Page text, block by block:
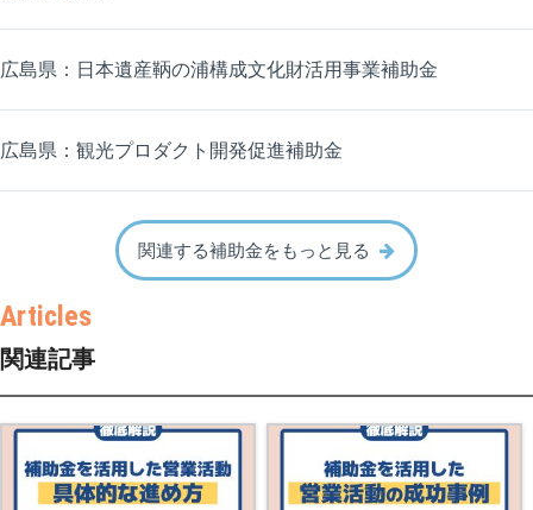
広島県：日本遺産鞆の浦構成文化財活用事業補助金
広島県：観光プロダクト開発促進補助金
関連する補助金をもっと見る
関連記事